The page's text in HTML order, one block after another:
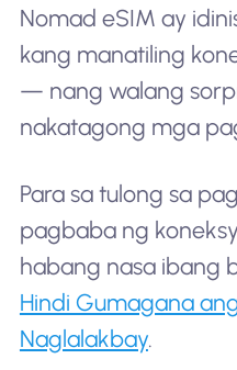
Nomad eSIM ay
kang manatiling
— nang walang
nakatagong mga
Para sa tulong sa
pagbaba ng
habang nasa ibang
Hindi Gumagana
Naglalakbay.